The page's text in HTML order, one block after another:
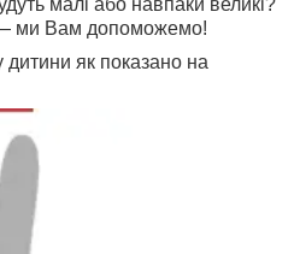
ми Вам допоможемо!
як показано на